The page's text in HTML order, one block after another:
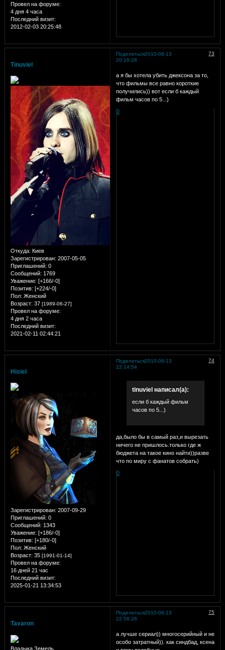
Провел на форуме:
4 дня 4 часа
Последний визит:
2012-02-03 20:25:48
Поделиться 73
2010-08-13
20:16:28
Tinuviel
Откуда: Киев
Зарегистрирован: 2007-05-05
Приглашений: 0
Сообщений: 1769
Уважение: [+166/-0]
Позитив: [+224/-0]
Пол: Женский
Возраст: 37 [1989-06-27]
Провел на форуме:
4 дня 2 часа
Последний визит:
2021-02-11 02:44:21
а я бы хотела убить джексона за то,
что фильмы все равно короткие
получились)) вот если б каждый
фильм часов по 5...)
0
Поделиться 74
2010-08-13
22:14:54
Hisiel
Зарегистрирован: 2007-09-29
Приглашений: 0
Сообщений: 1343
Уважение: [+186/-0]
Позитив: [+180/-0]
Пол: Женский
Возраст: 35 [1991-01-14]
Провел на форуме:
16 дней 21 час
Последний визит:
2025-01-21 13:34:53
tinuviel написал(а):
если б каждый фильм
часов по 5...)
да,было бы в самый раз,и вырезать
ничего не пришлось.только где ж
бюджета на такое кино найти))разве
что по миру с фанатов собрать)
0
Поделиться 75
2010-08-13
22:58:26
Tavaron
Владыка Земель
а лучше сериал)) многосерийный и не
особо затратный)). как синдбад, ксена